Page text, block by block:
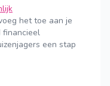
het toe aan je
financieel
een stap